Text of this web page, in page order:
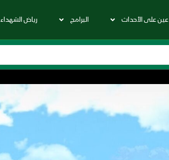
عين على الأحداث البرامج رياض الشهداء